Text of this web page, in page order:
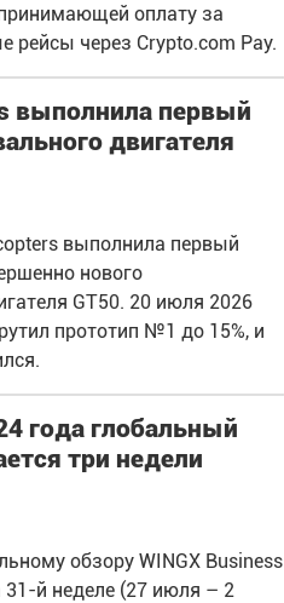
оплату за
рейсы через Crypto.com Pay.
выполнила первый
двигателя
выполнила первый
нового
GT50. 20 июля 2026
прототип №1 до 15%, и
года глобальный
три недели
обзору WINGX Business
31-й неделе (27 июля – 2